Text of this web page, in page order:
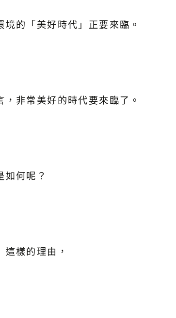
的「美好時代」正要來臨。
非常美好的時代要來臨了。
如何呢？
樣的理由，